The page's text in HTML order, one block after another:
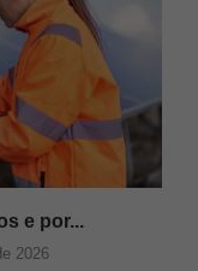
e por...
2026